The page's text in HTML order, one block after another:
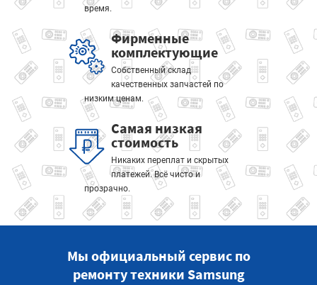
время.
Фирменные
комплектующие
Собственный склад
качественных запчастей по
низким ценам.
Самая низкая
стоимость
Никаких переплат и скрытых
платежей. Всё чисто и
прозрачно.
Мы официальный сервис по
ремонту техники Samsung